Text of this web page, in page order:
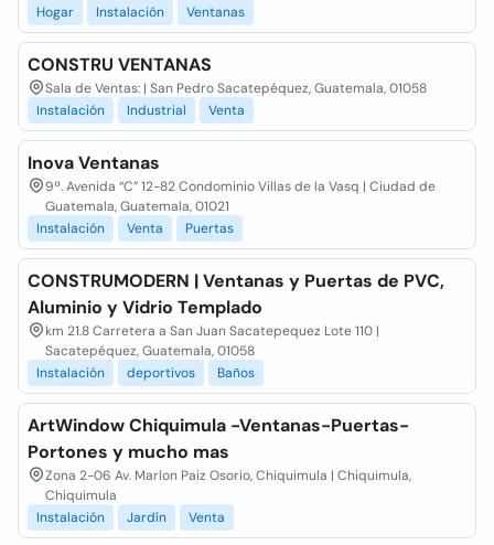
Hogar
Instalación Ventanas
CONSTRU VENTANAS
Sala de Ventas: | San Pedro Sacatepéquez, Guatemala, 01058
Instalación
Industrial Venta
Inova Ventanas
9ª. Avenida “C” 12-82 Condominio Villas de la Vasq | Ciudad de
Guatemala, Guatemala, 01021
Instalación
Venta Puertas
CONSTRUMODERN | Ventanas y Puertas de PVC,
Aluminio y Vidrio Templado
km 21.8 Carretera a San Juan Sacatepequez Lote 110 |
Sacatepéquez, Guatemala, 01058
Instalación
deportivos Baños
ArtWindow Chiquimula -Ventanas-Puertas-
Portones y mucho mas
Zona 2-06 Av. Marlon Paiz Osorio, Chiquimula | Chiquimula,
Chiquimula
Instalación
Jardín Venta